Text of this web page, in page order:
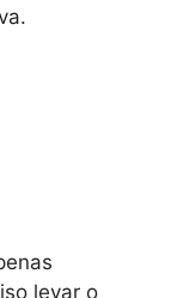
levar o